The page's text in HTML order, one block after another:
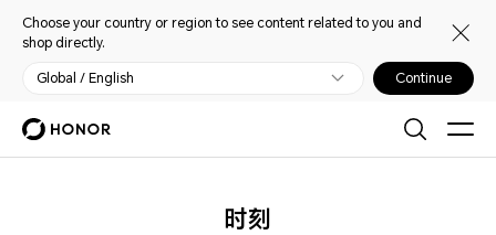
Choose your country or region to see content related to you and
shop directly.
Global / English Continue
时刻